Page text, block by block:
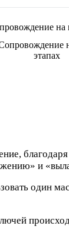
этапах
и
один